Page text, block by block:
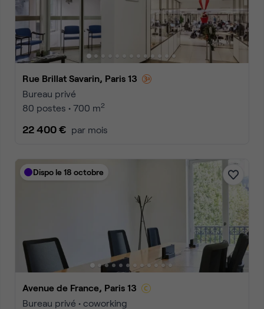
Rue Brillat Savarin, Paris 13
Bureau privé
80 postes • 700 m2
22 400 € par mois
Dispo le 18 octobre
Avenue de France, Paris 13
Bureau privé • coworking